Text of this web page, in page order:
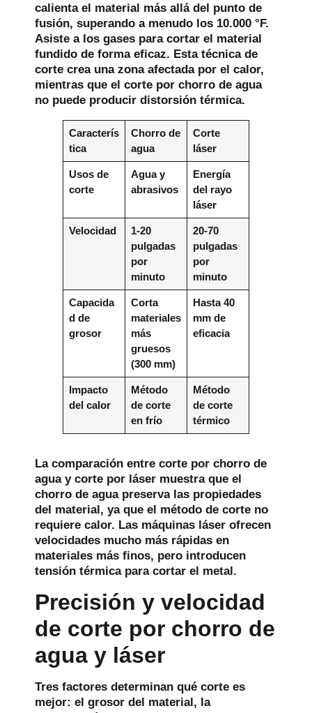
calienta el material más allá del punto de
fusión, superando a menudo los 10.000 °F.
Asiste a los gases para cortar el material
fundido de forma eficaz. Esta técnica de
corte crea una zona afectada por el calor,
mientras que el corte por chorro de agua
no puede producir distorsión térmica.
Caracterís
tica
Chorro de
agua
Corte
láser
Usos de
corte
Agua y
abrasivos
Energía
del rayo
láser
Velocidad
1-20
pulgadas
por
minuto
20-70
pulgadas
por
minuto
Capacida
d de
grosor
Corta
materiales
más
gruesos
(300 mm)
Hasta 40
mm de
eficacia
Impacto
del calor
Método
de corte
en frío
Método
de corte
térmico
La comparación entre corte por chorro de
agua y corte por láser muestra que el
chorro de agua preserva las propiedades
del material, ya que el método de corte no
requiere calor. Las máquinas láser ofrecen
velocidades mucho más rápidas en
materiales más finos, pero introducen
tensión térmica para cortar el metal.
Precisión y velocidad
de corte por chorro de
agua y láser
Tres factores determinan qué corte es
mejor: el grosor del material, la